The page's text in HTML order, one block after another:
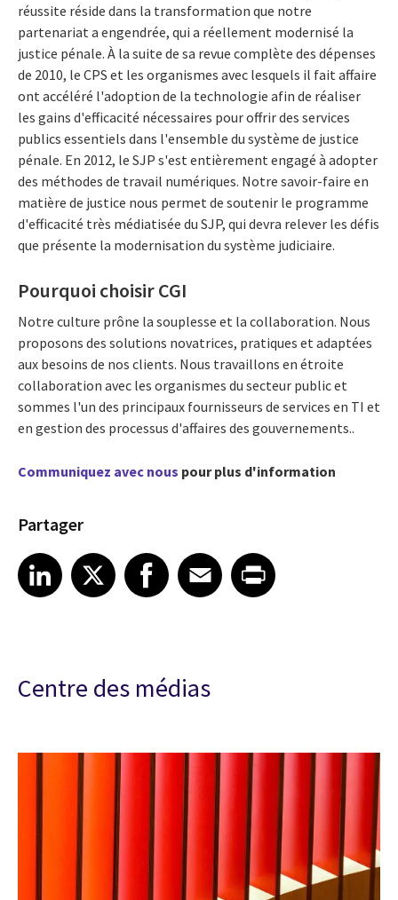
réussite réside dans la transformation que notre
partenariat a engendrée, qui a réellement modernisé la
justice pénale. À la suite de sa revue complète des dépenses
de 2010, le CPS et les organismes avec lesquels il fait affaire
ont accéléré l'adoption de la technologie afin de réaliser
les gains d'efficacité nécessaires pour offrir des services
publics essentiels dans l'ensemble du système de justice
pénale. En 2012, le SJP s'est entièrement engagé à adopter
des méthodes de travail numériques. Notre savoir-faire en
matière de justice nous permet de soutenir le programme
d'efficacité très médiatisée du SJP, qui devra relever les défis
que présente la modernisation du système judiciaire.
Pourquoi choisir CGI
Notre culture prône la souplesse et la collaboration. Nous
proposons des solutions novatrices, pratiques et adaptées
aux besoins de nos clients. Nous travaillons en étroite
collaboration avec les organismes du secteur public et
sommes l'un des principaux fournisseurs de services en TI et
en gestion des processus d'affaires des gouvernements..
Communiquez avec nous pour plus d'information
Partager
Share article on LinkedIn
LinkedIn
Share article on XShare article on Facebook
Facebook
Share article on Email
EmailShare article on Print
Centre des médias